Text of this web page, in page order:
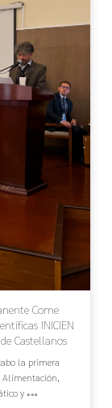
Come
INICIEN
Castellanos
la primera
Alimentación,
y